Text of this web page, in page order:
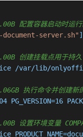
配置容器启动时运行
server.sh" ]
创建挂载点用于持久
/var/lib/
执行命令并创建新
PG_VERSION=16
环境变量